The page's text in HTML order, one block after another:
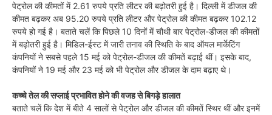
पेट्रोल की कीमतों में 2.61 रुपये प्रति लीटर की बढ़ोतरी हुई है। दिल्ली में डीजल की
कीमत बढ़कर अब 95.20 रुपये प्रति लीटर और पेट्रोल की कीमत बढ़कर 102.12
रुपये हो गई है। बताते चलें कि पिछले 10 दिनों में चौथी बार पेट्रोल-डीजल की कीमतों
में बढ़ोतरी हुई है। मिडिल-ईस्ट में जारी तनाव की स्थिति के बाद ऑयल मार्केटिंग
कंपनियों ने सबसे पहले 15 मई को पेट्रोल-डीजल की कीमतें बढ़ाई थीं। इसके बाद,
कंपनियों ने 19 मई और 23 मई को भी पेट्रोल और डीजल के दाम बढ़ाए थे।
कच्चे तेल की सप्लाई प्रभावित होने की वजह से बिगड़े हालात
बताते चलें कि देश में बीते 4 सालों से पेट्रोल और डीजल की कीमतें स्थिर थीं और इनमें